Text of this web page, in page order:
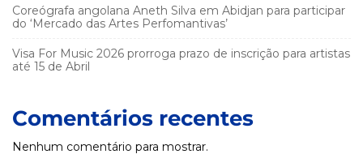
Coreógrafa angolana Aneth Silva em Abidjan para participar
do ‘Mercado das Artes Perfomantivas’
Visa For Music 2026 prorroga prazo de inscrição para artistas
até 15 de Abril
Comentários recentes
Nenhum comentário para mostrar.